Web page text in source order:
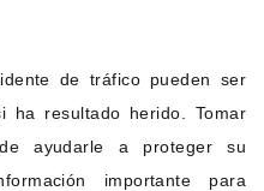
de tráfico pueden ser
ha resultado herido. Tomar
ayudarle a proteger su
importante para